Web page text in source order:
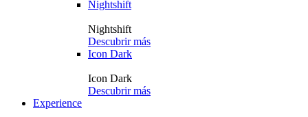
Nightshift
Nightshift
Descubrir más
Icon Dark
Icon Dark
Descubrir más
Experience